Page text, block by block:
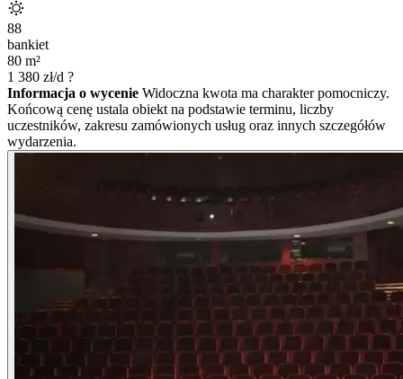
88
bankiet
80 m²
1 380 zł/d ?
Informacja o wycenie Widoczna kwota ma charakter pomocniczy.
Końcową cenę ustala obiekt na podstawie terminu, liczby
uczestników, zakresu zamówionych usług oraz innych szczegółów
wydarzenia.